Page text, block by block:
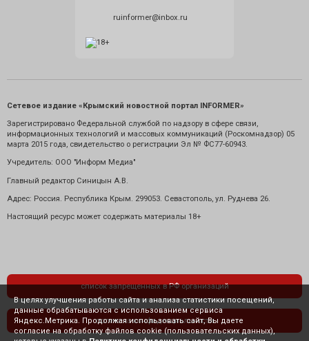
ruinformer@inbox.ru
Сетевое издание «Крымский новостной портал INFORMER»
Зарегистрировано Федеральной службой по надзору в сфере связи,
информационных технологий и массовых коммуникаций (Роскомнадзор) 05
марта 2015 года, свидетельство о регистрации Эл № ФС77-60943.
Учредитель: ООО "Информ Медиа"
Главный редактор Синицын А.В.
Адрес: Россия. Республика Крым. 299053. Севастополь, ул. Руднева 26.
Настоящий ресурс может содержать материалы 18+
список запрещенных в РФ организаций
политика конфиденциальности
В целях улучшения работы сайта и анализа статистики посещений,
данные обрабатываются с использованием сервиса
Яндекс.Метрика. Продолжая использовать сайт, Вы даете
согласие на обработку файлов cookie (пользовательских данных),